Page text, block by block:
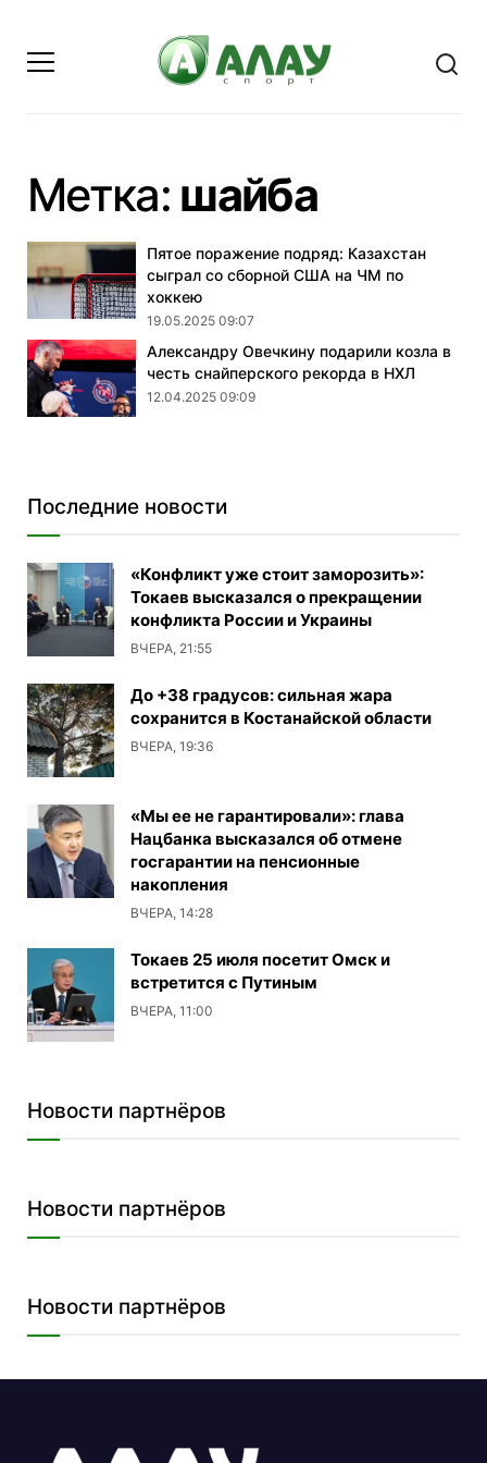
Метка: шайба-
Пятое поражение подряд: Казахстан
сыграл со сборной США на ЧМ по
хоккею
19.05.2025 09:07
Александру Овечкину подарили козла в
честь снайперского рекорда в НХЛ
12.04.2025 09:09
Последние новости
«Конфликт уже стоит заморозить»:
Токаев высказался о прекращении
конфликта России и Украины
ВЧЕРА, 21:55
До +38 градусов: сильная жара
сохранится в Костанайской области
ВЧЕРА, 19:36
«Мы ее не гарантировали»: глава
Нацбанка высказался об отмене
госгарантии на пенсионные
накопления
ВЧЕРА, 14:28
Токаев 25 июля посетит Омск и
встретится с Путиным
ВЧЕРА, 11:00
Новости партнёров
Новости партнёров
Новости партнёров